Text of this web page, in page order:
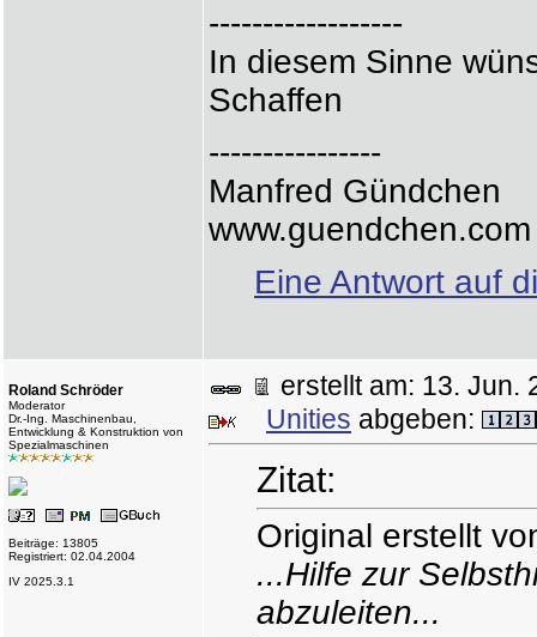
------------------
In diesem Sinne
Schaffen
----------------
Manfred Gündchen
www.guendchen.com
Eine Antwort auf
Roland Schröder
Moderator
Dr.-Ing. Maschinenbau,
Entwicklung & Konstruktion von
Spezialmaschinen
Beiträge: 13805
Registriert: 02.04.2004
IV 2025.3.1
erstellt am: 13.
Unities abgeben:
Zitat:
Original erstellt
...Hilfe zur
abzuleiten...